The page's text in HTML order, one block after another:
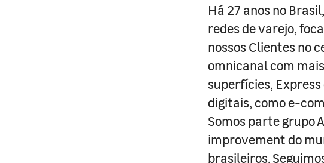
Há 27 anos no
redes de varejo,
nossos Clientes no
omnicanal com
superfícies,
digitais, como e-
Somos parte grupo
improvement do
brasileiros.